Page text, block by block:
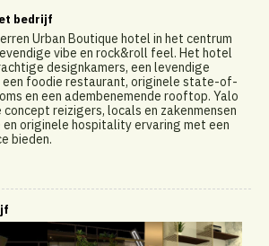
bedrijf
Urban Boutique hotel in het centrum
vibe en rock&roll feel. Het hotel
designkamers, een levendige
een foodie restaurant, originele state-of-
en een adembenemende rooftop. Yalo
reizigers, locals en zakenmensen
en originele hospitality ervaring met een
bieden.